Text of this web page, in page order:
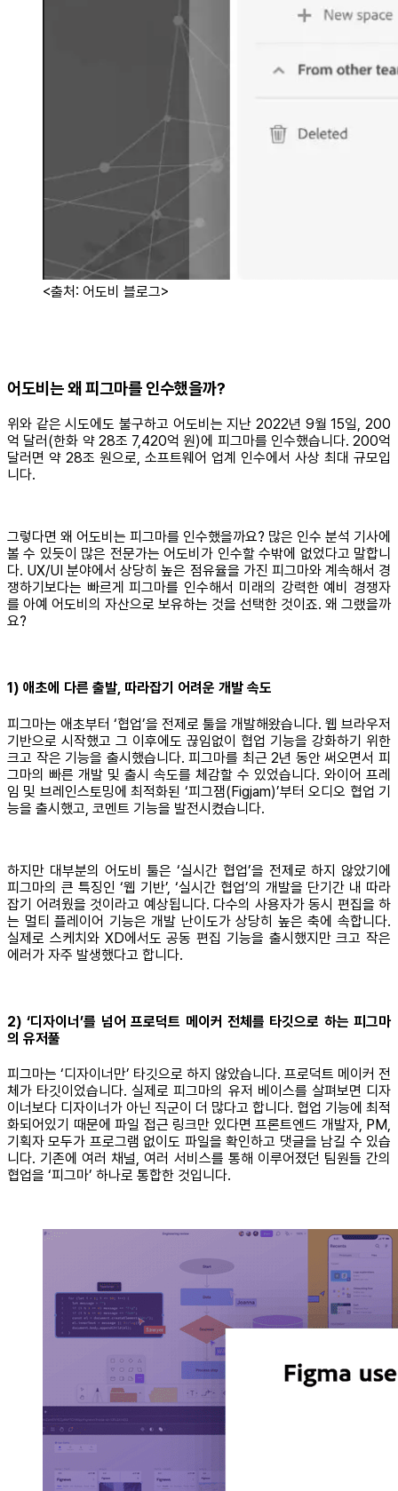
<출처: 어도비 블로그>
어도비는 왜 피그마를 인수했을까?
위와 같은 시도에도 불구하고 어도비는 지난 2022년 9월 15일, 200
억 달러(한화 약 28조 7,420억 원)에 피그마를 인수했습니다. 200억
달러면 약 28조 원으로, 소프트웨어 업계 인수에서 사상 최대 규모입
니다.
그렇다면 왜 어도비는 피그마를 인수했을까요? 많은 인수 분석 기사에
볼 수 있듯이 많은 전문가는 어도비가 인수할 수밖에 없었다고 말합니
다. UX/UI 분야에서 상당히 높은 점유율을 가진 피그마와 계속해서 경
쟁하기보다는 빠르게 피그마를 인수해서 미래의 강력한 예비 경쟁자
를 아예 어도비의 자산으로 보유하는 것을 선택한 것이죠. 왜 그랬을까
요?
1) 애초에 다른 출발, 따라잡기 어려운 개발 속도
피그마는 애초부터 ‘협업’을 전제로 툴을 개발해왔습니다. 웹 브라우저
기반으로 시작했고 그 이후에도 끊임없이 협업 기능을 강화하기 위한
크고 작은 기능을 출시했습니다. 피그마를 최근 2년 동안 써오면서 피
그마의 빠른 개발 및 출시 속도를 체감할 수 있었습니다. 와이어 프레
임 및 브레인스토밍에 최적화된 ‘피그잼(Figjam)’부터 오디오 협업 기
능을 출시했고, 코멘트 기능을 발전시켰습니다.
하지만 대부분의 어도비 툴은 ‘실시간 협업’을 전제로 하지 않았기에
피그마의 큰 특징인 ‘웹 기반’, ‘실시간 협업’의 개발을 단기간 내 따라
잡기 어려웠을 것이라고 예상됩니다. 다수의 사용자가 동시 편집을 하
는 멀티 플레이어 기능은 개발 난이도가 상당히 높은 축에 속합니다.
실제로 스케치와 XD에서도 공동 편집 기능을 출시했지만 크고 작은
에러가 자주 발생했다고 합니다.
2) ‘디자이너’를 넘어 프로덕트 메이커 전체를 타깃으로 하는 피그마
의 유저풀
피그마는 ‘디자이너만’ 타깃으로 하지 않았습니다. 프로덕트 메이커 전
체가 타깃이었습니다. 실제로 피그마의 유저 베이스를 살펴보면 디자
이너보다 디자이너가 아닌 직군이 더 많다고 합니다. 협업 기능에 최적
화되어있기 때문에 파일 접근 링크만 있다면 프론트엔드 개발자, PM,
기획자 모두가 프로그램 없이도 파일을 확인하고 댓글을 남길 수 있습
니다. 기존에 여러 채널, 여러 서비스를 통해 이루어졌던 팀원들 간의
협업을 ‘피그마’ 하나로 통합한 것입니다.